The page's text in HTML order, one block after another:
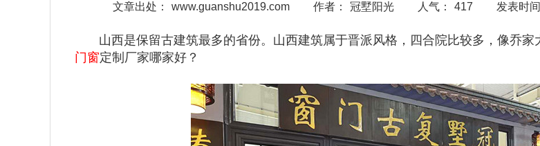
文章出处： www.guanshu2019.com 作者： 冠墅阳光 人气： 417 发表时间
山西是保留古建筑最多的省份。山西建筑属于晋派风格，四合院比较多，像乔家
门窗定制厂家哪家好？